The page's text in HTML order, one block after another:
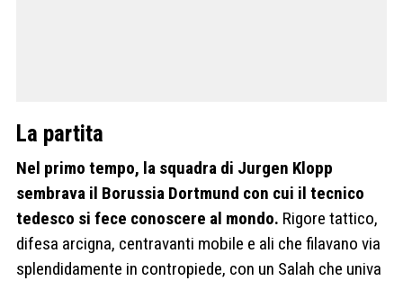
La partita
Nel primo tempo, la squadra di Jurgen Klopp
sembrava il Borussia Dortmund con cui il tecnico
tedesco si fece conoscere al mondo. Rigore tattico,
difesa arcigna, centravanti mobile e ali che filavano via
splendidamente in contropiede, con un Salah che univa